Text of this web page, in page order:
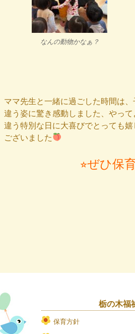
なんの動物かなぁ？
ママ先生と一緒に過ごした時間は
違う姿に驚き感動しました、やっ
違う特別な日に大喜びでとっても嬉
ございました
⭐︎ぜひ保
栃の木福
保育方針